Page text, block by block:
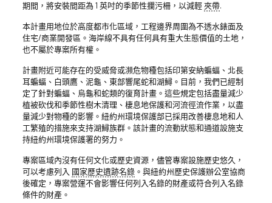
期間，將安裝間距為 1 英吋的季節性攔污柵，以減輕夾帶.
本計畫用地位於高度都市化區域，工程邊界周圍為不透水錶面及
住宅/商業開發區。海岸線不具有任何具有重大生態價值的土地，
也不屬於專案所有權。
計畫附近可能存在的受威脅或瀕危物種包括印第安納蝙蝠、北長
耳蝙蝠、白頭鷹、泥龜、東部響尾蛇和湖鱘。目前，我們已經制
定了針對蝙蝠、烏龜和蛇類的復育計畫。這些規定包括盡量減少
植被砍伐和季節性樹木清理、棲息地保護和河流徑流作業，以盡
量減少對物種的影響。紐約州環境保護部已採用改善棲息地和人
工繁殖的措施來支持湖鱘族群。該計畫的流動狀態和通道設施支
持紐約州環境保護署的努力。
專案區域內沒有任何文化或歷史資源，儘管專案設施歷史悠久，
可以考慮列入 國家歷史遺跡名錄。與紐約州歷史保護辦公室協商
後確定，專案營運不會影響任何列入名錄的財產或符合列入名錄
條件的財產。